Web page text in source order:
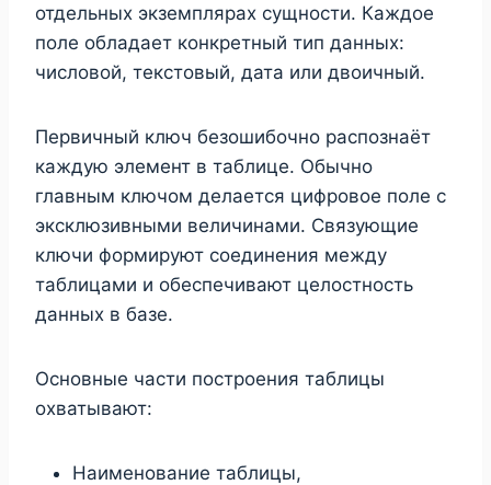
отдельных экземплярах сущности. Каждое
поле обладает конкретный тип данных:
числовой, текстовый, дата или двоичный.
Первичный ключ безошибочно распознаёт
каждую элемент в таблице. Обычно
главным ключом делается цифровое поле с
эксклюзивными величинами. Связующие
ключи формируют соединения между
таблицами и обеспечивают целостность
данных в базе.
Основные части построения таблицы
охватывают:
Наименование таблицы,